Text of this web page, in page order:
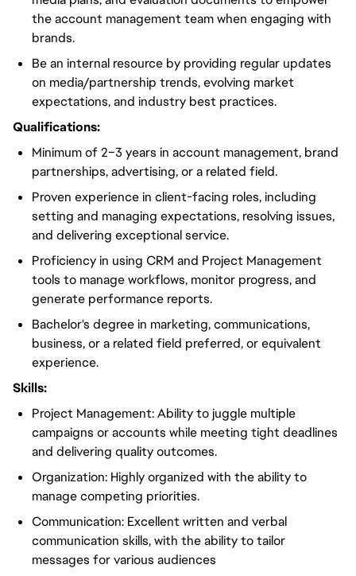
the account management team when engaging with
brands.
Be an internal resource by providing regular updates
on media/partnership trends, evolving market
expectations, and industry best practices.
Qualifications:
Minimum of 2–3 years in account management, brand
partnerships, advertising, or a related field.
Proven experience in client-facing roles, including
setting and managing expectations, resolving issues,
and delivering exceptional service.
Proficiency in using CRM and Project Management
tools to manage workflows, monitor progress, and
generate performance reports.
Bachelor's degree in marketing, communications,
business, or a related field preferred, or equivalent
experience.
Skills:
Project Management: Ability to juggle multiple
campaigns or accounts while meeting tight deadlines
and delivering quality outcomes.
Organization: Highly organized with the ability to
manage competing priorities.
Communication: Excellent written and verbal
communication skills, with the ability to tailor
messages for various audiences